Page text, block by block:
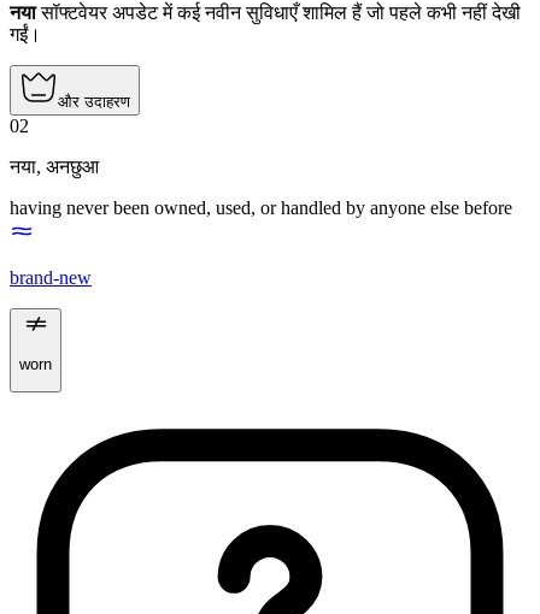
नयासॉफ्टवेयर अपडेट में कई नवीन सुविधाएँ शामिल हैं जो पहले कभी नहीं देखी
गईं।
और उदाहरण
02
नया, अनछुआ
having never been owned, used, or handled by anyone else before
brand-new
worn